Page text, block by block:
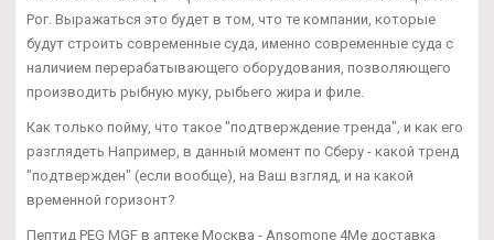
Рог. Выражаться это будет в том, что те компании, которые
будут строить современные суда, именно современные суда с
наличием перерабатывающего оборудования, позволяющего
производить рыбную муку, рыбьего жира и филе.
Как только пойму, что такое "подтверждение тренда", и как его
разглядеть Например, в данный момент по Сберу - какой тренд
"подтвержден" (если вообще), на Ваш взгляд, и на какой
временной горизонт?
Пептид PEG MGF в аптеке Москва - Ansomone 4Me доставка